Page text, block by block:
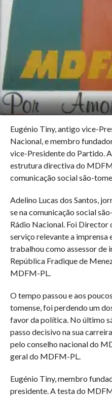
Eugénio Tiny, antigo vice-
Nacional, e membro
vice-Presidente do Partido.
estrutura directiva do
comunicação social são-
Adelino Lucas dos Santos,
se na comunicação social
Rádio Nacional. Foi Director
serviço relevante a imprensa
trabalhou como assessor de
República Fradique de
MDFM-PL.
O tempo passou e aos
tomense, foi perdendo um
favor da política. No último
passo decisivo na sua
pelo conselho nacional do
geral do MDFM-PL.
Eugénio Tiny, membro
presidente. A testa do